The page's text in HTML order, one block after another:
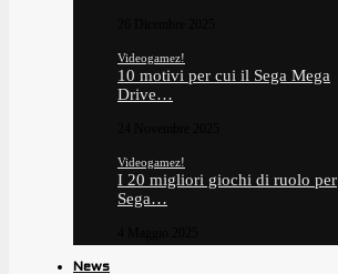
Videogamez!
10 motivi per cui il Sega Mega
Drive…
Videogamez!
I 20 migliori giochi di ruolo per
Sega…
News